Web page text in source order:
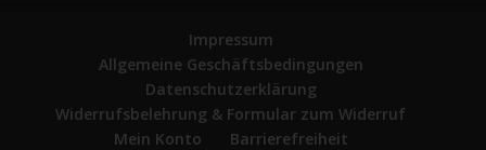
Impressum
Allgemeine Geschäftsbedingungen
Datenschutzerklärung
Widerrufsbelehrung & Formular zum Widerruf
Mein Konto
Barrierefreiheit